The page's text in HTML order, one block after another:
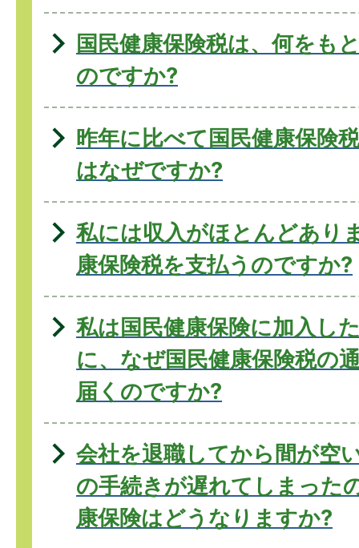
国民健康保険税は、何をも
のですか?
昨年に比べて国民健康保険
はなぜですか?
私には収入がほとんどあり
康保険税を支払うのですか?
私は国民健康保険に加入し
に、なぜ国民健康保険税の
届くのですか?
会社を退職してから間が空
の手続きが遅れてしまった
康保険はどうなりますか?